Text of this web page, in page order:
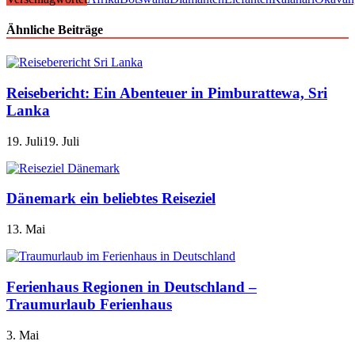
Ähnliche Beiträge
Reisebericht: Ein Abenteuer in Pimburattewa, Sri
Lanka
19. Juli19. Juli
Dänemark ein beliebtes Reiseziel
13. Mai
Ferienhaus Regionen in Deutschland –
Traumurlaub Ferienhaus
3. Mai